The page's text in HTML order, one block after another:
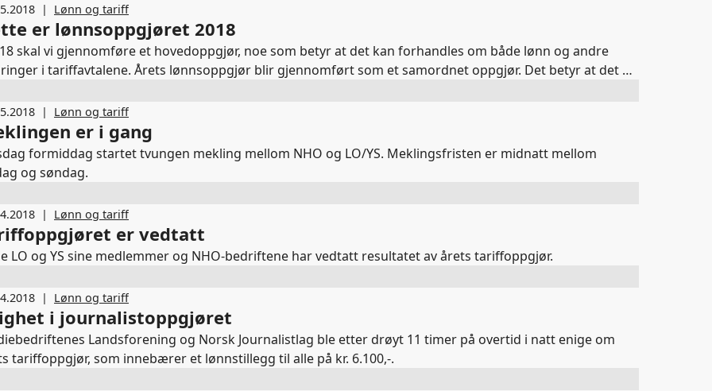
| Lønn og tariff
er lønnsoppgjøret 2018
skal vi gjennomføre et hovedoppgjør, noe som betyr at det kan forhandles om både lønn og andre
i tariffavtalene. Årets lønnsoppgjør blir gjennomført som et samordnet oppgjør. Det betyr at det er
NHO som forhandler. Det er spørsmål rundt AFP-ordningen som er årsaken til at partene i år har valgt
oppgjørsform. Forhandlingene starter 12. mars.
| Lønn og tariff
er i gang
formiddag startet tvungen mekling mellom NHO og LO/YS. Meklingsfristen er midnatt mellom
og søndag.
| Lønn og tariff
er vedtatt
LO og YS sine medlemmer og NHO-bedriftene har vedtatt resultatet av årets tariffoppgjør.
| Lønn og tariff
i journalistoppgjøret
Landsforening og Norsk Journalistlag ble etter drøyt 11 timer på overtid i natt enige om
tariffoppgjør, som innebærer et lønnstillegg til alle på kr. 6.100,-.